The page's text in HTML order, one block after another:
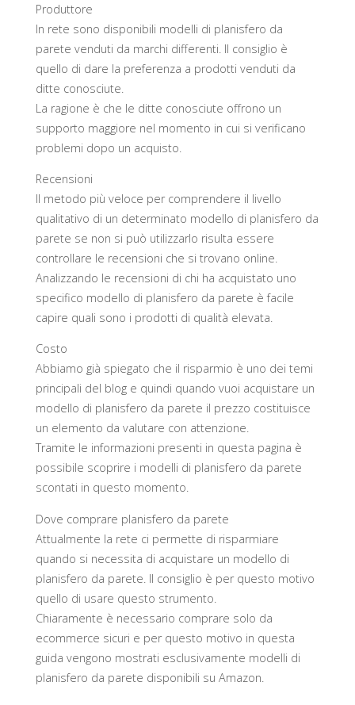
Produttore
In rete sono disponibili modelli di planisfero da
parete venduti da marchi differenti. Il consiglio è
quello di dare la preferenza a prodotti venduti da
ditte conosciute.
La ragione è che le ditte conosciute offrono un
supporto maggiore nel momento in cui si verificano
problemi dopo un acquisto.
Recensioni
Il metodo più veloce per comprendere il livello
qualitativo di un determinato modello di planisfero da
parete se non si può utilizzarlo risulta essere
controllare le recensioni che si trovano online.
Analizzando le recensioni di chi ha acquistato uno
specifico modello di planisfero da parete è facile
capire quali sono i prodotti di qualità elevata.
Costo
Abbiamo già spiegato che il risparmio è uno dei temi
principali del blog e quindi quando vuoi acquistare un
modello di planisfero da parete il prezzo costituisce
un elemento da valutare con attenzione.
Tramite le informazioni presenti in questa pagina è
possibile scoprire i modelli di planisfero da parete
scontati in questo momento.
Dove comprare planisfero da parete
Attualmente la rete ci permette di risparmiare
quando si necessita di acquistare un modello di
planisfero da parete. Il consiglio è per questo motivo
quello di usare questo strumento.
Chiaramente è necessario comprare solo da
ecommerce sicuri e per questo motivo in questa
guida vengono mostrati esclusivamente modelli di
planisfero da parete disponibili su Amazon.